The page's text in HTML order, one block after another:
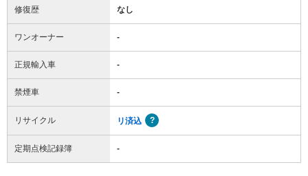
修復歴 なし
ワンオーナー -
正規輸入車 -
禁煙車 -
リサイクル リ済込
定期点検記録簿 -